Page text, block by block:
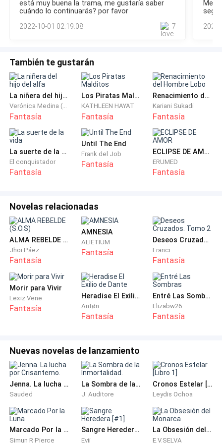
El camino a la casa es eterno, ambos van paranoicos,
no quieren que alguna persona los pueda reconocer.
los invita a pasar, ellos sin pensarlo aceptan a la
invitación de la señora e ingresan.
—Bien, ¿cuáles su fantástico plan?... ¿algún hechizo
invisible?—pregunta Henry entre risas e incrédulo. —O
agrega riendo mientras se asoma por la ventana.
Daniel solo ríe ante los comentarios.
errores, quizá estaría bien que los dos volvieran en el
tiempo y corrijan su vida...—agrega la señora mientras
toma plantas y un gis color blanco
Henry y Daniel se miran el uno al otro, incrédulos por
lo que acaba de escuchar.
—Si se puede en los últimos meses, unos 8 meses
atrás. Estaría bien...—Daniel bromea entre risas al ver
—No, me refiero que regresarlos años antes, antes
que entrarán a la mafia, pueden corregir toda su vida
desde cierto año... puedo hacer eso—responde la
bruja mientras sigue preparando cosas sobre una
—Es una estupidez, pero lo tomaremos... ¿a qué año?
—insiste con su sarcasmo y fingiendo que le cree a la
en la misma cuidad—ríe. —Tengo un amigo el cual renta una
habitación de su casa, está
está muy buena la trama, me gustaría saber
cuándo lo continuarás? por favor
2022-10-01 02:19:08
7
Me
También te gustarán
La niñera del hijo del alfa
Verónica Medina (Nashell1D)
Fantasía
Los Piratas Malditos
KATHLEEN HAYAT
Fantasía
Renacimiento del Hombre Lobo
Kariani Sukadi
Fantasía
La suerte de la vida
El conquistador
Fantasía
Until The End
Frank del Job
Fantasía
ECLIPSE DE AMOR
ERUMED
Fantasía
Novelas relacionadas
ALMA REBELDE (S.O.S)
Jhoi Páez
Fantasía
AMNESIA
ALIETIUM
Fantasía
Deseos Cruzados. Tomo 2
Franci
Fantasía
Morir para Vivir
Lexiz Vene
Fantasía
Heradise El Exilio de Dante
Antøn
Fantasía
Entré Las Sombras
Elizabw26
Fantasía
Nuevas novelas de lanzamiento
Jenna. La lucha por Crisantemo.
Sauded
La Sombra de la Inmortalidad.
J. Auditore
Cronos Estelar [Libro 1]
Leydis Ochoa
Marcado Por la Luna
Simun R Pierce
Sangre Heredera [#1]
Evii
La Obsesión del Monarca
E.V.SELVA